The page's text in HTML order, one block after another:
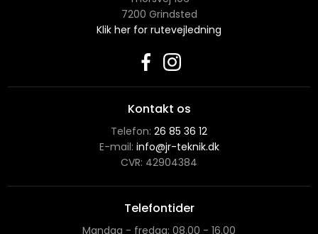
7200 Grindsted
Klik her for rutevejledning
Kontakt os
Telefon: 26 85 36 12
E-mail: info@jr-teknik.dk
CVR: 42904384
Telefontider
Mandag - fredag: 08.00 - 16.00